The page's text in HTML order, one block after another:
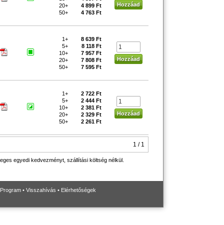
20+
4 899 Ft
50+
4 763 Ft
1+
8 639 Ft
5+
8 118 Ft
10+
7 957 Ft
20+
7 808 Ft
50+
7 595 Ft
1+
2 722 Ft
5+
2 444 Ft
10+
2 381 Ft
20+
2 329 Ft
50+
2 261 Ft
1 / 1
egyedi kedvezményt, szállítási költség nélkül.
• Visszahívás • Elérhetőségek